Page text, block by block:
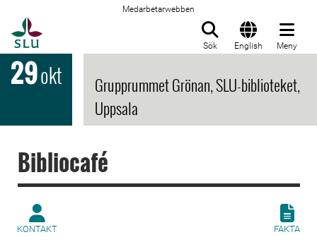
Medarbetarwebben
Sök English Meny
29okt
Grupprummet Grönan, SLU-biblioteket,
Uppsala
Bibliocafé
KONTAKT FAKTA